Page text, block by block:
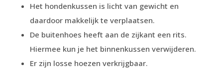
Het hondenkussen is licht van gewicht en
daardoor makkelijk te verplaatsen.
De buitenhoes heeft aan de zijkant een rits.
Hiermee kun je het binnenkussen verwijderen.
Er zijn losse hoezen verkrijgbaar.